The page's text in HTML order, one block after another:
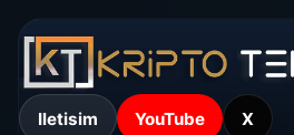
Iletisim YouTube X